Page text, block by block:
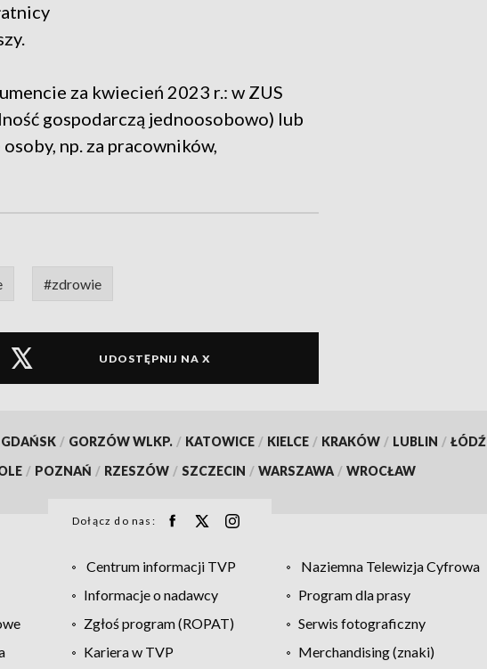
za kwiecień 2023 r.: w ZUS
gospodarczą jednoosobowo) lub
np. za pracowników,
#zdrowie
UDOSTĘPNIJ NA X
GDAŃSK / GORZÓW WLKP. / KATOWICE / KIELCE / KRAKÓW / LUBLIN / ŁÓDŹ
/ POZNAŃ / RZESZÓW / SZCZECIN / WARSZAWA / WROCŁAW
Dołącz do nas:
Centrum informacji TVP Naziemna Telewizja Cyfrowa
Informacje o nadawcy
Program dla prasy
Zgłoś program (ROPAT)
Serwis fotograficzny
Kariera w TVP Merchandising (znaki)